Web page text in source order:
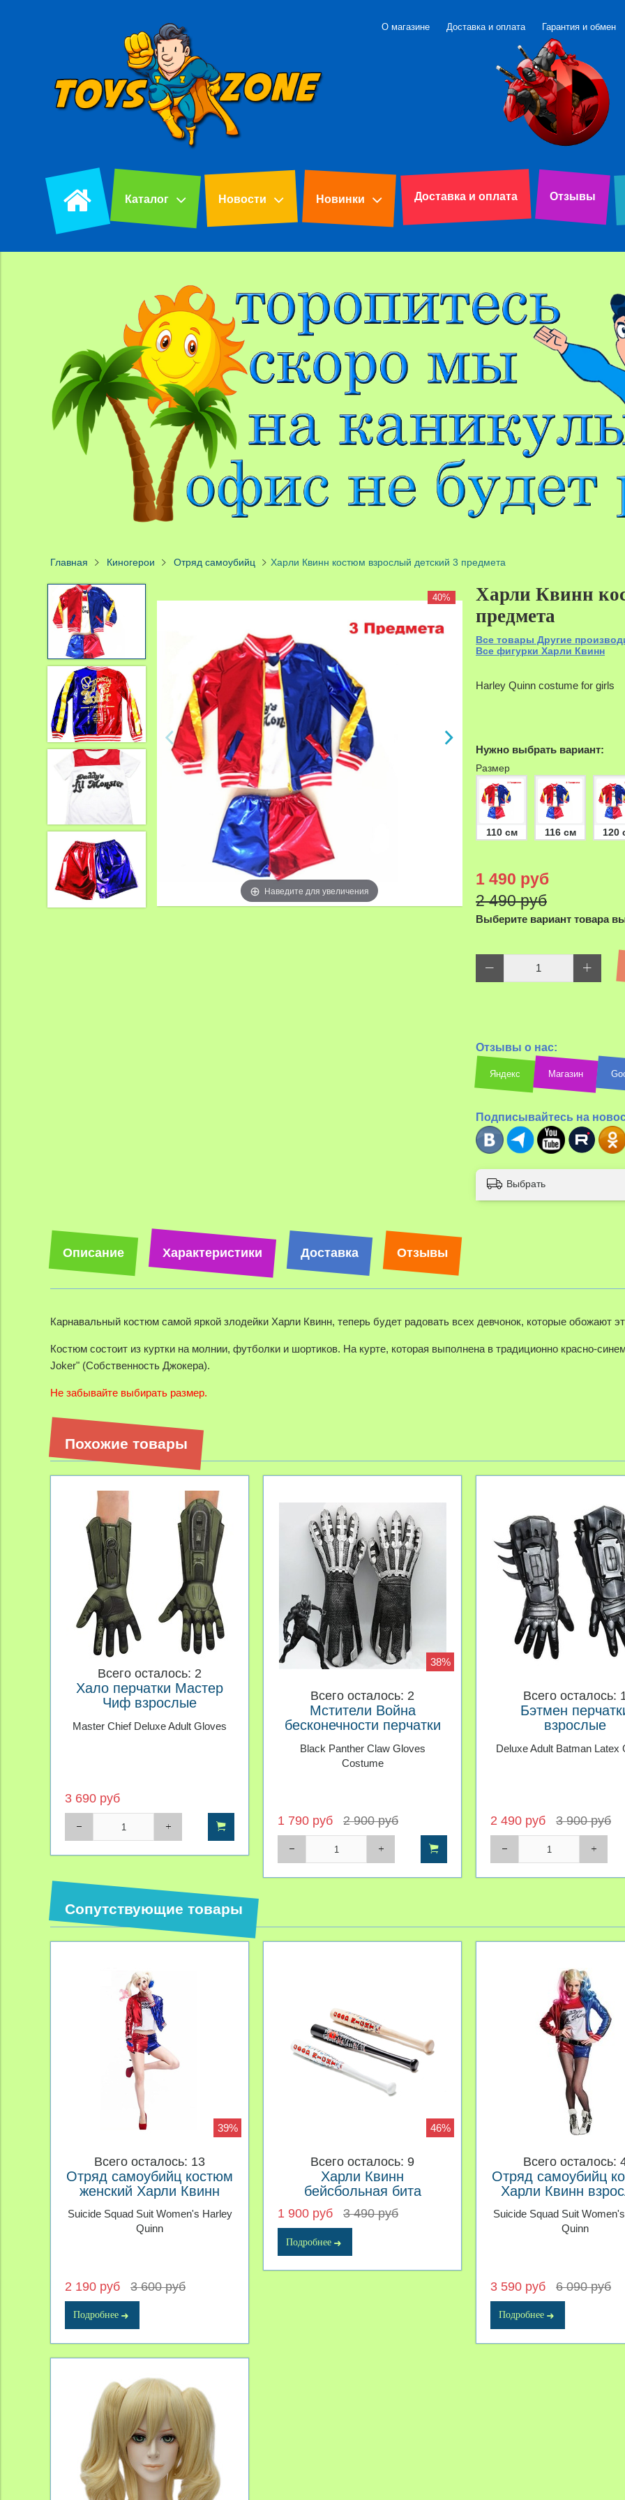
О магазине Доставка и оплата Гарантия и обмен
Каталог Новости Новинки Доставка и оплата Отзывы
Главная Киногерои Отряд самоубийц Харли Квинн костюм взрослый детский 3 предмета
40%
Наведите для увеличения
Харли Квинн
предмета
Все товары Другие
Все фигурки Харли Квинн
Harley Quinn costume for girls
Нужно выбрать вариант:
Размер
110 см 116 см 120
1 490 руб
2 490 руб
Выберите вариант товара
Отзывы о нас:
Яндекс Магазин
Подписывайтесь на
Выбрать
Описание Характеристики Доставка Отзывы
Карнавальный костюм самой яркой злодейки Харли Квинн, теперь будет радовать всех девчонок, которые обожают
Костюм состоит из куртки на молнии, футболки и шортиков. На курте, которая выполнена в традиционно красно-
Joker" (Собственность Джокера).
Не забывайте выбирать размер.
Похожие товары
Всего осталось: 2
Хало перчатки Мастер
Чиф взрослые
Master Chief Deluxe Adult Gloves
3 690 руб
38%
Всего осталось: 2
Мстители Война
бесконечности перчатки
Black Panther Claw Gloves
Costume
1 790 руб 2 900 руб
Всего осталось:
Бэтмен
взрослые
Deluxe Adult Batman Latex
2 490 руб 3 900 руб
Сопутствующие товары
39%
Всего осталось: 13
Отряд самоубийц костюм
женский Харли Квинн
Suicide Squad Suit Women's Harley
Quinn
2 190 руб 3 600 руб
Подробнее
46%
Всего осталось: 9
Харли Квинн
бейсбольная бита
деревянная
1 900 руб 3 490 руб
Подробнее
Всего осталось:
Отряд самоубийц
Харли Квинн
Suicide Squad Suit
Quinn
3 590 руб 6 090 руб
Подробнее